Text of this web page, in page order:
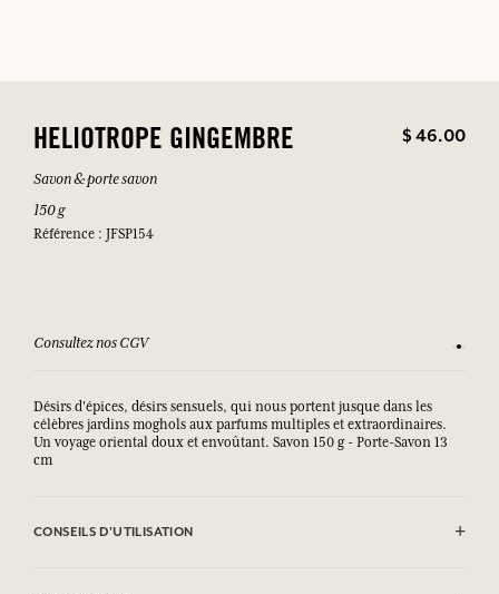
HELIOTROPE GINGEMBRE $ 46.00
Savon & porte savon
150 g
Référence : JFSP154
Consultez nos CGV
Désirs d'épices, désirs sensuels, qui nous portent jusque dans les
célèbres jardins moghols aux parfums multiples et extraordinaires.
Un voyage oriental doux et envoûtant. Savon 150 g - Porte-Savon 13
cm
CONSEILS D'UTILISATION